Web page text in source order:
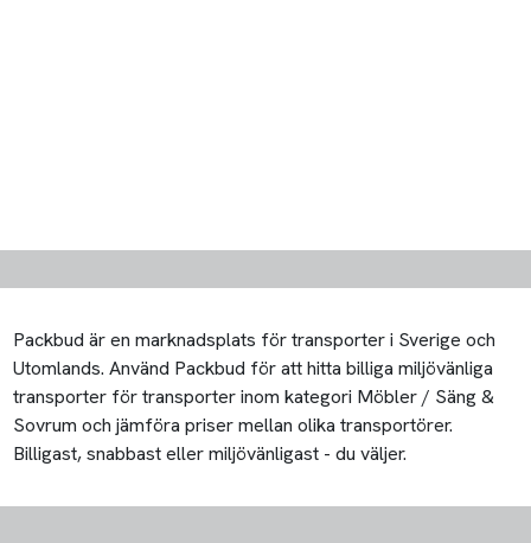
Packbud är en marknadsplats för transporter i Sverige och
Utomlands. Använd Packbud för att hitta billiga miljövänliga
transporter för transporter inom kategori Möbler / Säng &
Sovrum och jämföra priser mellan olika transportörer.
Billigast, snabbast eller miljövänligast - du väljer.